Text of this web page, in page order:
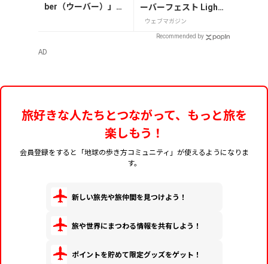
ber（ウーバー）」の
ーバーフェスト Light
2026」が8月7日から
ウェブマガジン
Recommended by
AD
旅好きな人たちとつながって、もっと旅を
楽しもう！
会員登録をすると「地球の歩き方コミュニティ」が使えるようになりま
す。
新しい旅先や旅仲間を見つけよう！
旅や世界にまつわる情報を共有しよう！
ポイントを貯めて限定グッズをゲット！